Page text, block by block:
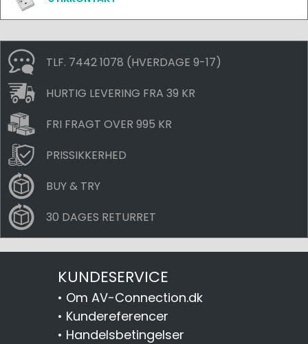
TLF. 7442 1078 (HVERDAGE 9-17)
HURTIG LEVERING FRA 39 KR
FRI FRAGT OVER 995 KR
PRISSIKKERHED
BUY & TRY
30 DAGES RETURRET
KUNDESERVICE
• Om AV-Connection.dk
• Kundereferencer
• Handelsbetingelser